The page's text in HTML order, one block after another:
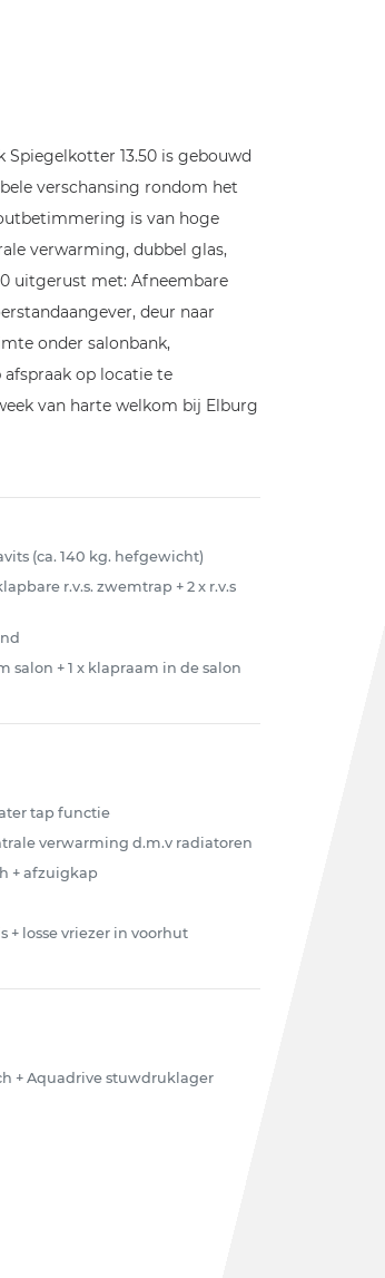
13.50 is gebouwd
verschansing rondom het
is van hoge
verwarming, dubbel glas,
uitgerust met: Afneembare
deur naar
onder salonbank,
op locatie te
van harte welkom bij Elburg
(ca. 140 kg. hefgewicht)
r.v.s. zwemtrap + 2 x r.v.s
salon + 1 x klapraam in de salon
tap functie
verwarming d.m.v radiatoren
+ afzuigkap
+ losse vriezer in voorhut
+ Aquadrive stuwdruklager